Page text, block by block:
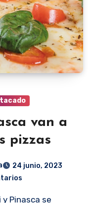
van a
pizzas
24 junio, 2023